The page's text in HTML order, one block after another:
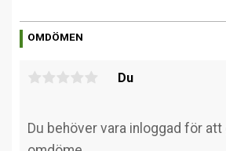
OMDÖMEN
Du